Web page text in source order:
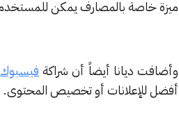
ميزة خاصة بالمصارف يمكن
وأضافت ديانا أيضاً أن شراكة فيسبوك
أفضل للإعلانات أو تخصيص المحتوى.